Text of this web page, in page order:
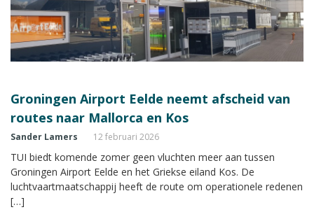
Groningen Airport Eelde neemt afscheid van
routes naar Mallorca en Kos
Sander Lamers 12 februari 2026
TUI biedt komende zomer geen vluchten meer aan tussen
Groningen Airport Eelde en het Griekse eiland Kos. De
luchtvaartmaatschappij heeft de route om operationele redenen
[…]